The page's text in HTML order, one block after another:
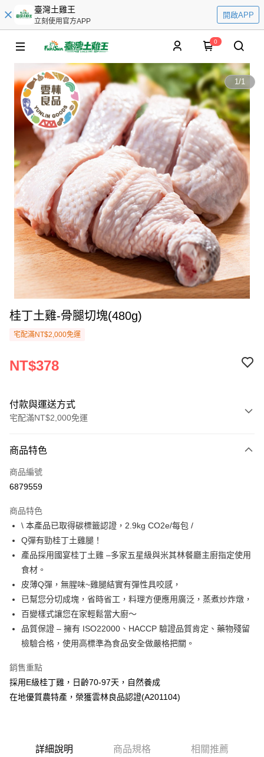
臺灣土雞王
立刻使用官方APP
開啟APP
0
1/1
桂丁土雞-骨腿切塊(480g)
宅配滿NT$2,000免運
NT$378
付款與運送方式
宅配滿NT$2,000免運
信用卡一次付款
Apple Pay
Google Pay
AFTEE先享後付
相關說明
【關於「AFTEE先享後付」】
AFTEE先享後付是「在收到商品之後才付款」的支付方式。 讓您購物簡單
便利好安心！
１．簡單：不需註冊會員、不需綁卡、不需儲值。
２．便利：只要手機號碼，簡訊認證，即可結帳。
３．安心：先確認商品／服務後，再付款。
【「AFTEE先享後付」結帳流程】
結帳頁面，進行簡訊認證並確認金額後，即可完成結帳。
２．訂單成立數日內，您將收到繳費通知簡訊。
３．收到繳費通知簡訊後14天內，點擊此簡訊中的連結，可透過四大超商／
ATM／網路銀行／等多元方式進行付款，方視為交易完成。
是否繳費成功／繳費後需取消欲退款等相關疑問，請聯繫「AFTEE先享後付
ATM付款
運送方式
冷凍宅配
每筆NT$190，滿NT$2,000(含以上)免運費
離島冷凍宅配
每筆NT$190，滿NT$2,000(含以上)免運費
商品特色
商品編號
6879559
商品特色
\ 本產品已取得碳標籤認證，2.9kg CO2e/每包 /
Q彈有勁桂丁土雞腿！
產品採用國宴桂丁土雞 –多家五星級與米其林餐廳主廚指定使用
食材。
皮薄Q彈，無腥味~雞腿結實有彈性具咬感，
已幫您分切成塊，省時省工，料理方便應用廣泛，蒸煮炒炸燉，
百變樣式讓您在家輕鬆當大廚～
品質保證 – 擁有 ISO22000、HACCP 驗證品質肯定、藥物殘留
檢驗合格，使用高標準為食品安全做嚴格把關。
銷售重點
採用E級桂丁雞，日齡70-97天，自然養成
在地優質農特產，榮獲雲林良品認證(A201104)
詳細說明 商品規格 相關推薦